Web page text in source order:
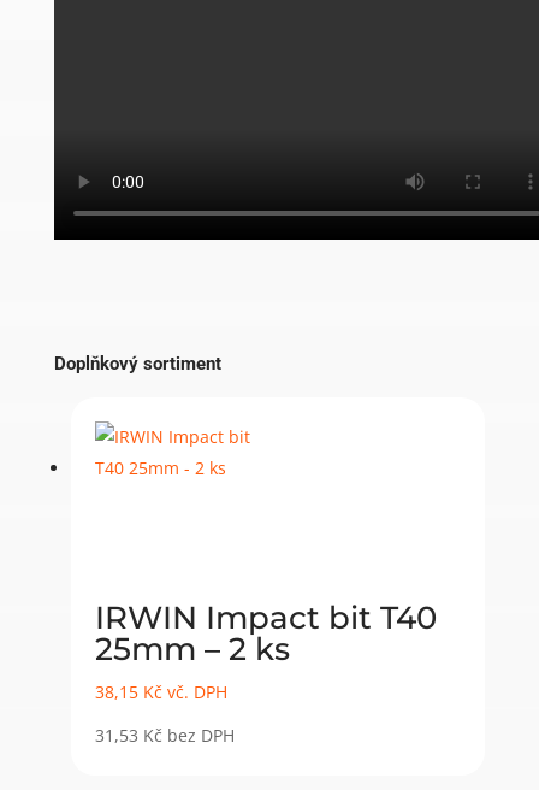
Doplňkový sortiment
IRWIN Impact bit T40
25mm – 2 ks
38,15 Kč vč. DPH
31,53 Kč bez DPH